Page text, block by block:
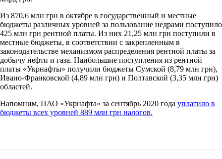
Из 870,6 млн грн в октябре в государственный и местные
бюджеты различных уровней за пользование недрами поступило
425 млн грн рентной платы. Из них 21,25 млн грн поступили в
местные бюджеты, в соответствии с закрепленным в
законодательстве механизмом распределения рентной платы за
добычу нефти и газа. Наибольшие поступления из рентной
платы «Укрнафты» получили бюджеты Сумской (8,79 млн грн),
Ивано-Франковской (4,89 млн грн) и Полтавской (3,35 млн грн)
областей.
Напомним, ПАО «Укрнафта» за сентябрь 2020 года уплатило в
бюджеты всех уровней 889 млн грн налогов.